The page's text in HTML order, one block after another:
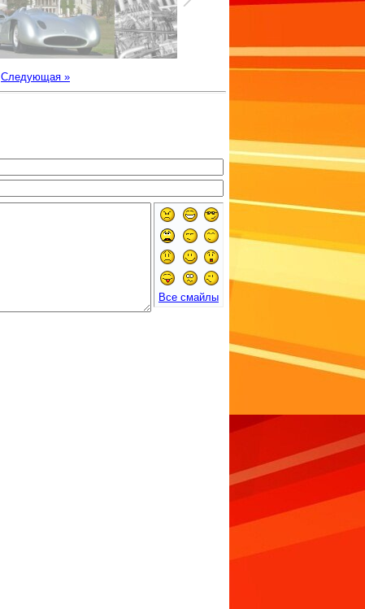
Следующая »
Все смайлы